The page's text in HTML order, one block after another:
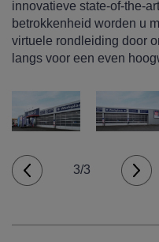
innovatieve state-of-the-
betrokkenheid worden u
virtuele rondleiding door
langs voor een even
3/3